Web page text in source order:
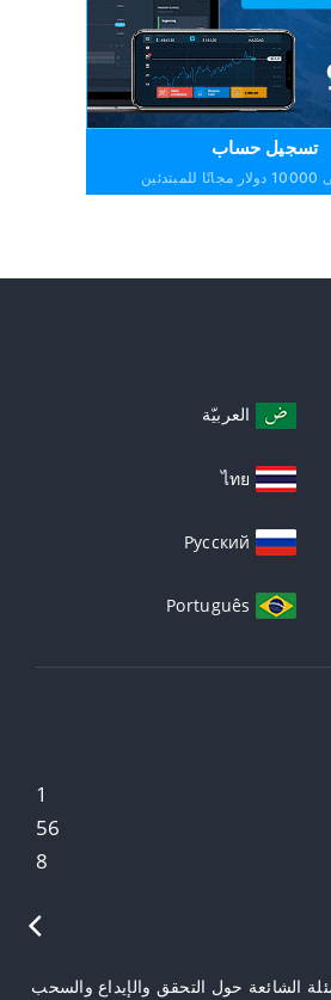
تسجيل حساب
العربيّة
ไทย
Русский
Português
1
56
8
الشائعة حول التحقق والإيداع والسحب